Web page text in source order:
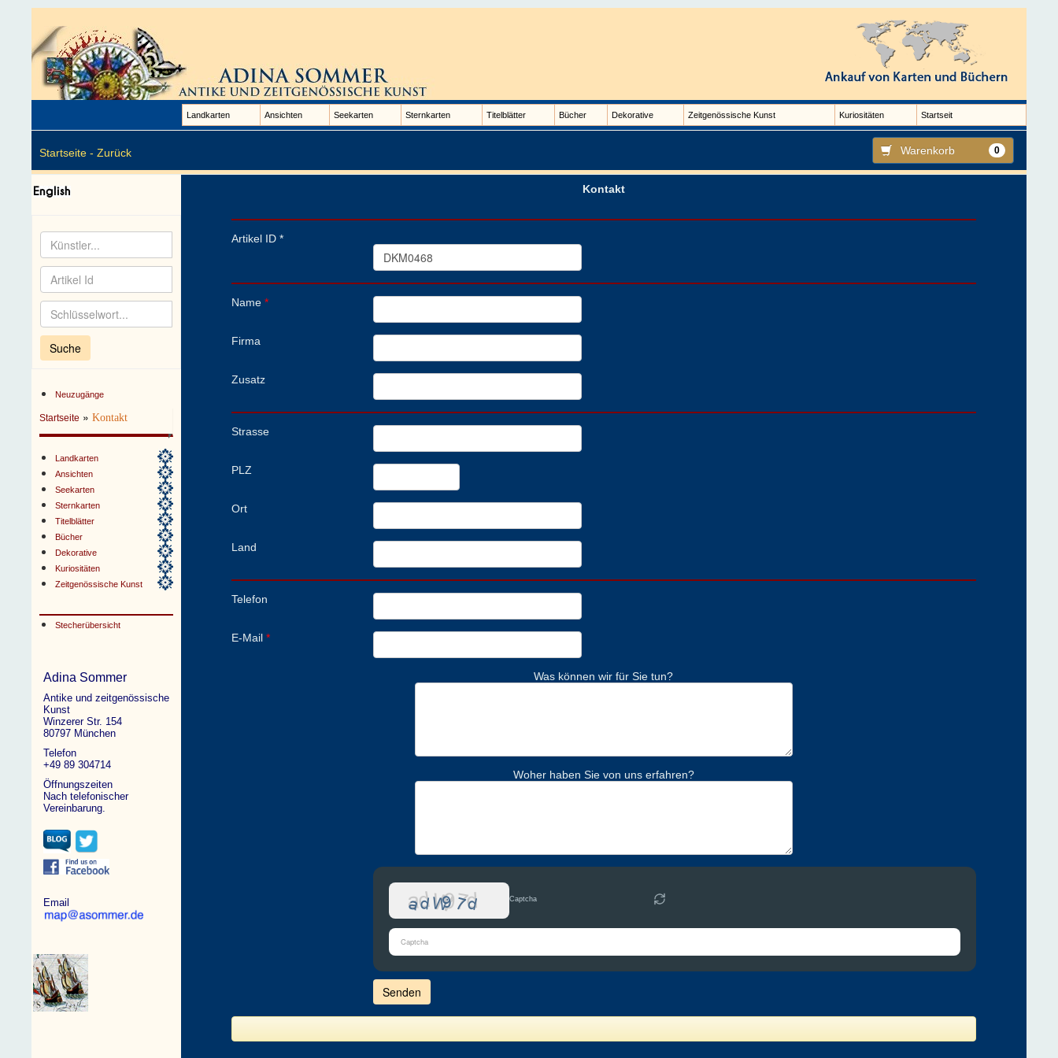
Landkarten Ansichten Seekarten Sternkarten Titelblätter Bücher Dekorative Zeitgenössische Kunst Kuriositäten Startseit
Startseite - Zurück Warenkorb 0
Neuzugänge
Startseite »Kontakt
Landkarten
Ansichten
Seekarten
Sternkarten
Titelblätter
Bücher
Dekorative
Kuriositäten
Zeitgenössische Kunst
Stecherübersicht
Adina Sommer
Antike und zeitgenössische
Kunst
Winzerer Str. 154
80797 München
Telefon
+49 89 304714
Öffnungszeiten
Nach telefonischer
Vereinbarung.
Email
Kontakt
Artikel ID *
Name *
Firma
Zusatz
Strasse
PLZ
Ort
Land
Telefon
E-Mail *
Was können wir für Sie tun?
Woher haben Sie von uns erfahren?
Captcha
gib
die
im
CAPTCHA
angezeigten